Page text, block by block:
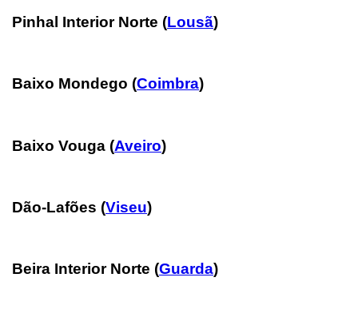
Pinhal Interior Norte (Lousã)
Baixo Mondego (Coimbra)
Baixo Vouga (Aveiro)
Dão-Lafões (Viseu)
Beira Interior Norte (Guarda)